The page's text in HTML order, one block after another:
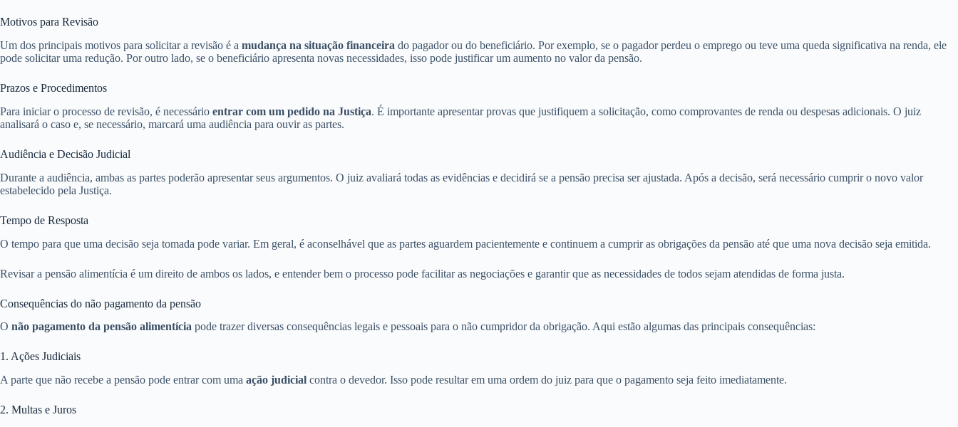
Motivos para Revisão
Um dos principais motivos para solicitar a revisão é a mudança na situação financeira do pagador ou do beneficiário. Por exemplo, se o pagador perdeu o emprego ou teve uma queda significativa na renda, ele
pode solicitar uma redução. Por outro lado, se o beneficiário apresenta novas necessidades, isso pode justificar um aumento no valor da pensão.
Prazos e Procedimentos
Para iniciar o processo de revisão, é necessário entrar com um pedido na Justiça. É importante apresentar provas que justifiquem a solicitação, como comprovantes de renda ou despesas adicionais. O juiz
analisará o caso e, se necessário, marcará uma audiência para ouvir as partes.
Audiência e Decisão Judicial
Durante a audiência, ambas as partes poderão apresentar seus argumentos. O juiz avaliará todas as evidências e decidirá se a pensão precisa ser ajustada. Após a decisão, será necessário cumprir o novo valor
estabelecido pela Justiça.
Tempo de Resposta
O tempo para que uma decisão seja tomada pode variar. Em geral, é aconselhável que as partes aguardem pacientemente e continuem a cumprir as obrigações da pensão até que uma nova decisão seja emitida.
Revisar a pensão alimentícia é um direito de ambos os lados, e entender bem o processo pode facilitar as negociações e garantir que as necessidades de todos sejam atendidas de forma justa.
Consequências do não pagamento da pensão
O não pagamento da pensão alimentícia pode trazer diversas consequências legais e pessoais para o não cumpridor da obrigação. Aqui estão algumas das principais consequências:
1. Ações Judiciais
A parte que não recebe a pensão pode entrar com uma ação judicial contra o devedor. Isso pode resultar em uma ordem do juiz para que o pagamento seja feito imediatamente.
2. Multas e Juros